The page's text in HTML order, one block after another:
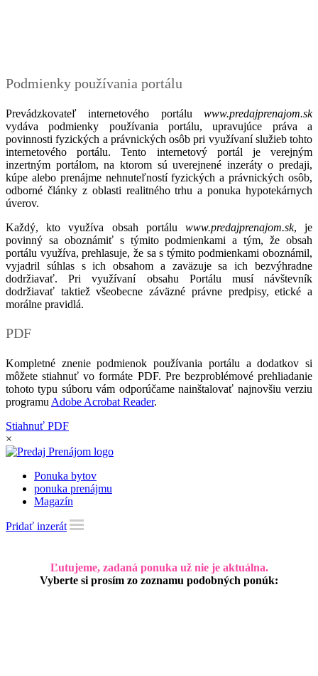
Podmienky používania portálu
Prevádzkovateľ internetového portálu www.predajprenajom.sk
vydáva podmienky používania portálu, upravujúce práva a
povinnosti fyzických a právnických osôb pri využívaní služieb tohto
internetového portálu. Tento internetový portál je verejným
inzertným portálom, na ktorom sú uverejnené inzeráty o predaji,
kúpe alebo prenájme nehnuteľností fyzických a právnických osôb,
odborné články z oblasti realitného trhu a ponuka hypotekárnych
úverov.
Každý, kto využíva obsah portálu www.predajprenajom.sk, je
povinný sa oboznámiť s týmito podmienkami a tým, že obsah
portálu využíva, prehlasuje, že sa s týmito podmienkami oboznámil,
vyjadril súhlas s ich obsahom a zaväzuje sa ich bezvýhradne
dodržiavať. Pri využívaní obsahu Portálu musí návštevník
dodržiavať taktiež všeobecne záväzné právne predpisy, etické a
morálne pravidlá.
PDF
Kompletné znenie podmienok používania portálu a dodatkov si
môžete stiahnuť vo formáte PDF. Pre bezproblémové prehliadanie
tohoto typu súboru vám odporúčame nainštalovať najnovšiu verziu
programu Adobe Acrobat Reader.
Stiahnuť PDF
×
Ponuka bytov
ponuka prenájmu
Magazín
Pridať inzerát
Ľutujeme, zadaná ponuka už nie je aktuálna.
Vyberte si prosím zo zoznamu podobných ponúk: